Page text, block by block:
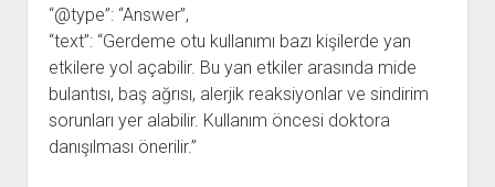
“@type”: “Answer”,
“text”: “Gerdeme otu kullanımı bazı kişilerde yan
etkilere yol açabilir. Bu yan etkiler arasında mide
bulantısı, baş ağrısı, alerjik reaksiyonlar ve sindirim
sorunları yer alabilir. Kullanım öncesi doktora
danışılması önerilir.”